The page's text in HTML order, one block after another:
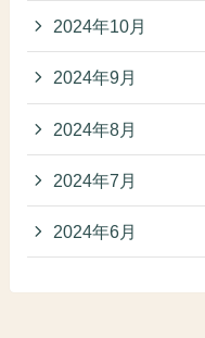
2024年10月
2024年9月
2024年8月
2024年7月
2024年6月